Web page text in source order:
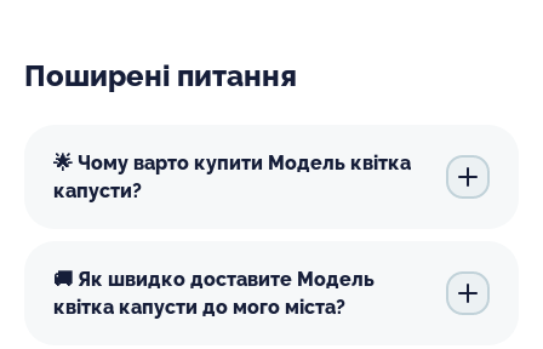
Поширені питання
🌟 Чому варто купити Модель квітка
капусти?
🚚 Як швидко доставите Модель
квітка капусти до мого міста?